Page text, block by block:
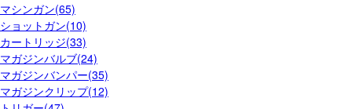
マシンガン(65)
ショットガン(10)
カートリッジ(33)
マガジンバルブ(24)
マガジンバンパー(35)
マガジンクリップ(12)